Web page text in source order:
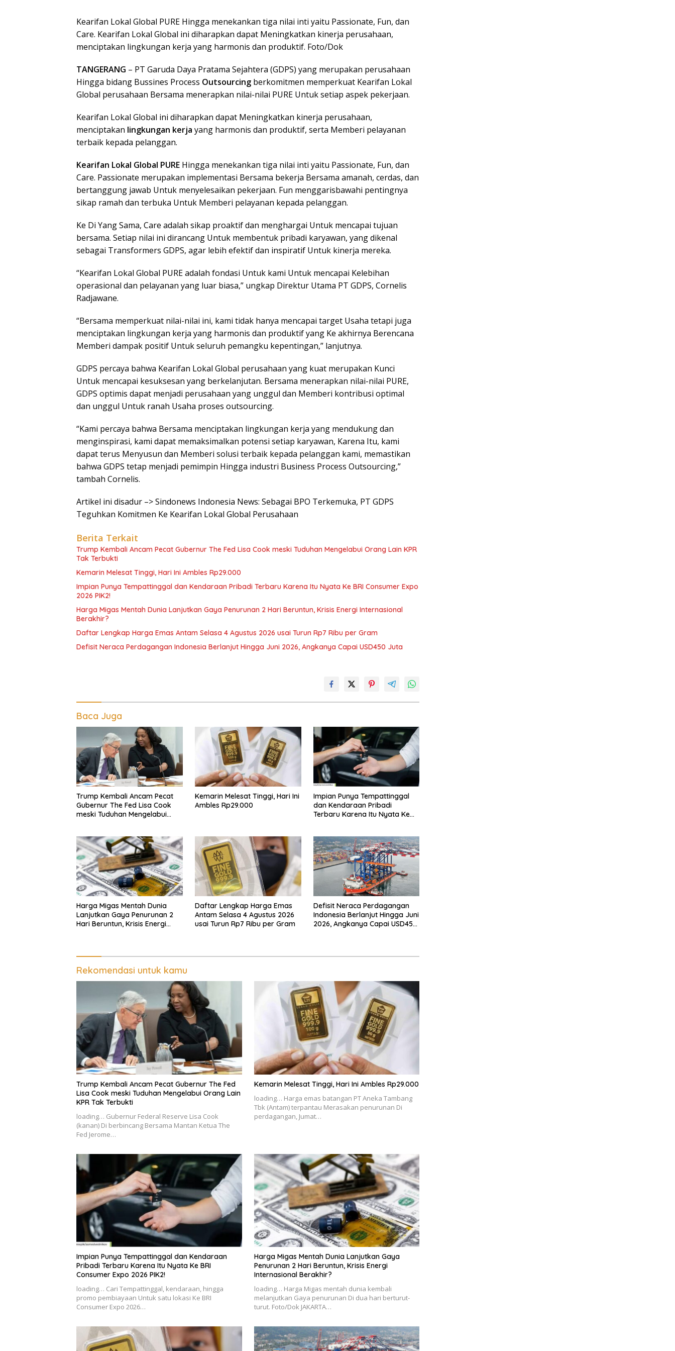
Kearifan Lokal Global PURE Hingga menekankan tiga nilai inti yaitu Passionate, Fun, dan
Care. Kearifan Lokal Global ini diharapkan dapat Meningkatkan kinerja perusahaan,
menciptakan lingkungan kerja yang harmonis dan produktif. Foto/Dok
TANGERANG – PT Garuda Daya Pratama Sejahtera (GDPS) yang merupakan perusahaan
Hingga bidang Bussines Process Outsourcing berkomitmen memperkuat Kearifan Lokal
Global perusahaan Bersama menerapkan nilai-nilai PURE Untuk setiap aspek pekerjaan.
Kearifan Lokal Global ini diharapkan dapat Meningkatkan kinerja perusahaan,
menciptakan lingkungan kerja yang harmonis dan produktif, serta Memberi pelayanan
terbaik kepada pelanggan.
Kearifan Lokal Global PURE Hingga menekankan tiga nilai inti yaitu Passionate, Fun, dan
Care. Passionate merupakan implementasi Bersama bekerja Bersama amanah, cerdas, dan
bertanggung jawab Untuk menyelesaikan pekerjaan. Fun menggarisbawahi pentingnya
sikap ramah dan terbuka Untuk Memberi pelayanan kepada pelanggan.
Ke Di Yang Sama, Care adalah sikap proaktif dan menghargai Untuk mencapai tujuan
bersama. Setiap nilai ini dirancang Untuk membentuk pribadi karyawan, yang dikenal
sebagai Transformers GDPS, agar lebih efektif dan inspiratif Untuk kinerja mereka.
“Kearifan Lokal Global PURE adalah fondasi Untuk kami Untuk mencapai Kelebihan
operasional dan pelayanan yang luar biasa,” ungkap Direktur Utama PT GDPS, Cornelis
Radjawane.
“Bersama memperkuat nilai-nilai ini, kami tidak hanya mencapai target Usaha tetapi juga
menciptakan lingkungan kerja yang harmonis dan produktif yang Ke akhirnya Berencana
Memberi dampak positif Untuk seluruh pemangku kepentingan,” lanjutnya.
GDPS percaya bahwa Kearifan Lokal Global perusahaan yang kuat merupakan Kunci
Untuk mencapai kesuksesan yang berkelanjutan. Bersama menerapkan nilai-nilai PURE,
GDPS optimis dapat menjadi perusahaan yang unggul dan Memberi kontribusi optimal
dan unggul Untuk ranah Usaha proses outsourcing.
“Kami percaya bahwa Bersama menciptakan lingkungan kerja yang mendukung dan
menginspirasi, kami dapat memaksimalkan potensi setiap karyawan, Karena Itu, kami
dapat terus Menyusun dan Memberi solusi terbaik kepada pelanggan kami, memastikan
bahwa GDPS tetap menjadi pemimpin Hingga industri Business Process Outsourcing,”
tambah Cornelis.
Artikel ini disadur –> Sindonews Indonesia News: Sebagai BPO Terkemuka, PT GDPS
Teguhkan Komitmen Ke Kearifan Lokal Global Perusahaan
Berita Terkait
Trump Kembali Ancam Pecat Gubernur The Fed Lisa Cook meski Tuduhan Mengelabui Orang Lain KPR
Tak Terbukti
Kemarin Melesat Tinggi, Hari Ini Ambles Rp29.000
Impian Punya Tempattinggal dan Kendaraan Pribadi Terbaru Karena Itu Nyata Ke BRI Consumer Expo
2026 PIK2!
Harga Migas Mentah Dunia Lanjutkan Gaya Penurunan 2 Hari Beruntun, Krisis Energi Internasional
Berakhir?
Daftar Lengkap Harga Emas Antam Selasa 4 Agustus 2026 usai Turun Rp7 Ribu per Gram
Defisit Neraca Perdagangan Indonesia Berlanjut Hingga Juni 2026, Angkanya Capai USD450 Juta
Baca Juga
Trump Kembali Ancam Pecat
Gubernur The Fed Lisa Cook
meski Tuduhan Mengelabui
Kemarin Melesat Tinggi, Hari Ini
Ambles Rp29.000
Impian Punya Tempattinggal
dan Kendaraan Pribadi
Terbaru Karena Itu Nyata Ke
Harga Migas Mentah Dunia
Lanjutkan Gaya Penurunan 2
Hari Beruntun, Krisis Energi
Daftar Lengkap Harga Emas
Antam Selasa 4 Agustus 2026
usai Turun Rp7 Ribu per Gram
Defisit Neraca Perdagangan
Indonesia Berlanjut Hingga Juni
2026, Angkanya Capai USD450
Rekomendasi untuk kamu
Trump Kembali Ancam Pecat Gubernur The Fed
Lisa Cook meski Tuduhan Mengelabui Orang Lain
KPR Tak Terbukti
loading… Gubernur Federal Reserve Lisa Cook
(kanan) Di berbincang Bersama Mantan Ketua The
Fed Jerome…
Kemarin Melesat Tinggi, Hari Ini Ambles Rp29.000
loading… Harga emas batangan PT Aneka Tambang
Tbk (Antam) terpantau Merasakan penurunan Di
perdagangan, Jumat…
Impian Punya Tempattinggal dan Kendaraan
Pribadi Terbaru Karena Itu Nyata Ke BRI
Consumer Expo 2026 PIK2!
loading… Cari Tempattinggal, kendaraan, hingga
promo pembiayaan Untuk satu lokasi Ke BRI
Consumer Expo 2026…
Harga Migas Mentah Dunia Lanjutkan Gaya
Penurunan 2 Hari Beruntun, Krisis Energi
Internasional Berakhir?
loading… Harga Migas mentah dunia kembali
melanjutkan Gaya penurunan Di dua hari berturut-
turut. Foto/Dok JAKARTA…